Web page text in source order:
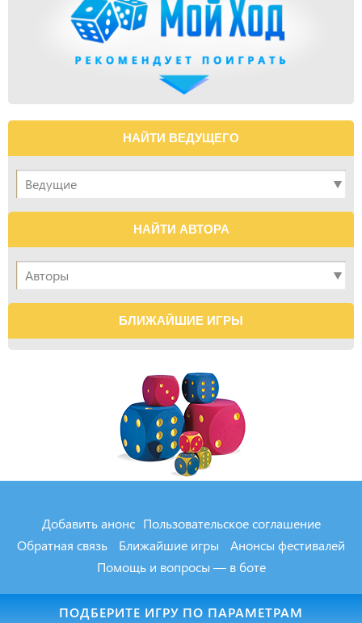
ПОДБЕРИТЕ ИГРУ ПО ПАРАМЕТРАМ
НАЙТИ ВЕДУЩЕГО
НАЙТИ АВТОРА
БЛИЖАЙШИЕ ИГРЫ
Добавить анонс Пользовательское соглашение
Обратная связь
Ближайшие игры
Анонсы фестивалей
Помощь и вопросы — в боте